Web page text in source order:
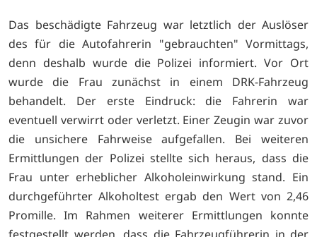
Das beschädigte Fahrzeug war letztlich der Auslöser
des für die Autofahrerin "gebrauchten" Vormittags,
denn deshalb wurde die Polizei informiert. Vor Ort
wurde die Frau zunächst in einem DRK-Fahrzeug
behandelt. Der erste Eindruck: die Fahrerin war
eventuell verwirrt oder verletzt. Einer Zeugin war zuvor
die unsichere Fahrweise aufgefallen. Bei weiteren
Ermittlungen der Polizei stellte sich heraus, dass die
Frau unter erheblicher Alkoholeinwirkung stand. Ein
durchgeführter Alkoholtest ergab den Wert von 2,46
Promille. Im Rahmen weiterer Ermittlungen konnte